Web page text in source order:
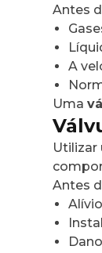
Antes
A
Uma
Utilizar
Antes